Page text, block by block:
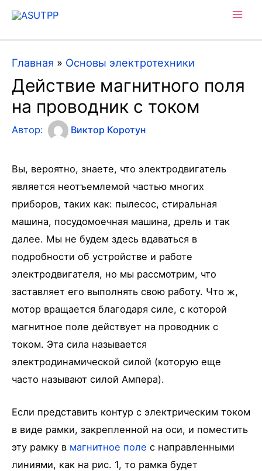
Главная » Основы электротехники
Действие магнитного поля
на проводник с током
Автор: Виктор Коротун
Вы, вероятно, знаете, что электродвигатель
является неотъемлемой частью многих
приборов, таких как: пылесос, стиральная
машина, посудомоечная машина, дрель и так
далее. Мы не будем здесь вдаваться в
подробности об устройстве и работе
электродвигателя, но мы рассмотрим, что
заставляет его выполнять свою работу. Что ж,
мотор вращается благодаря силе, с которой
магнитное поле действует на проводник с
током. Эта сила называется
электродинамической силой (которую еще
часто называют силой Ампера).
Если представить контур с электрическим током
в виде рамки, закрепленной на оси, и поместить
эту рамку в магнитное поле с направленными
линиями, как на рис. 1, то рамка будет